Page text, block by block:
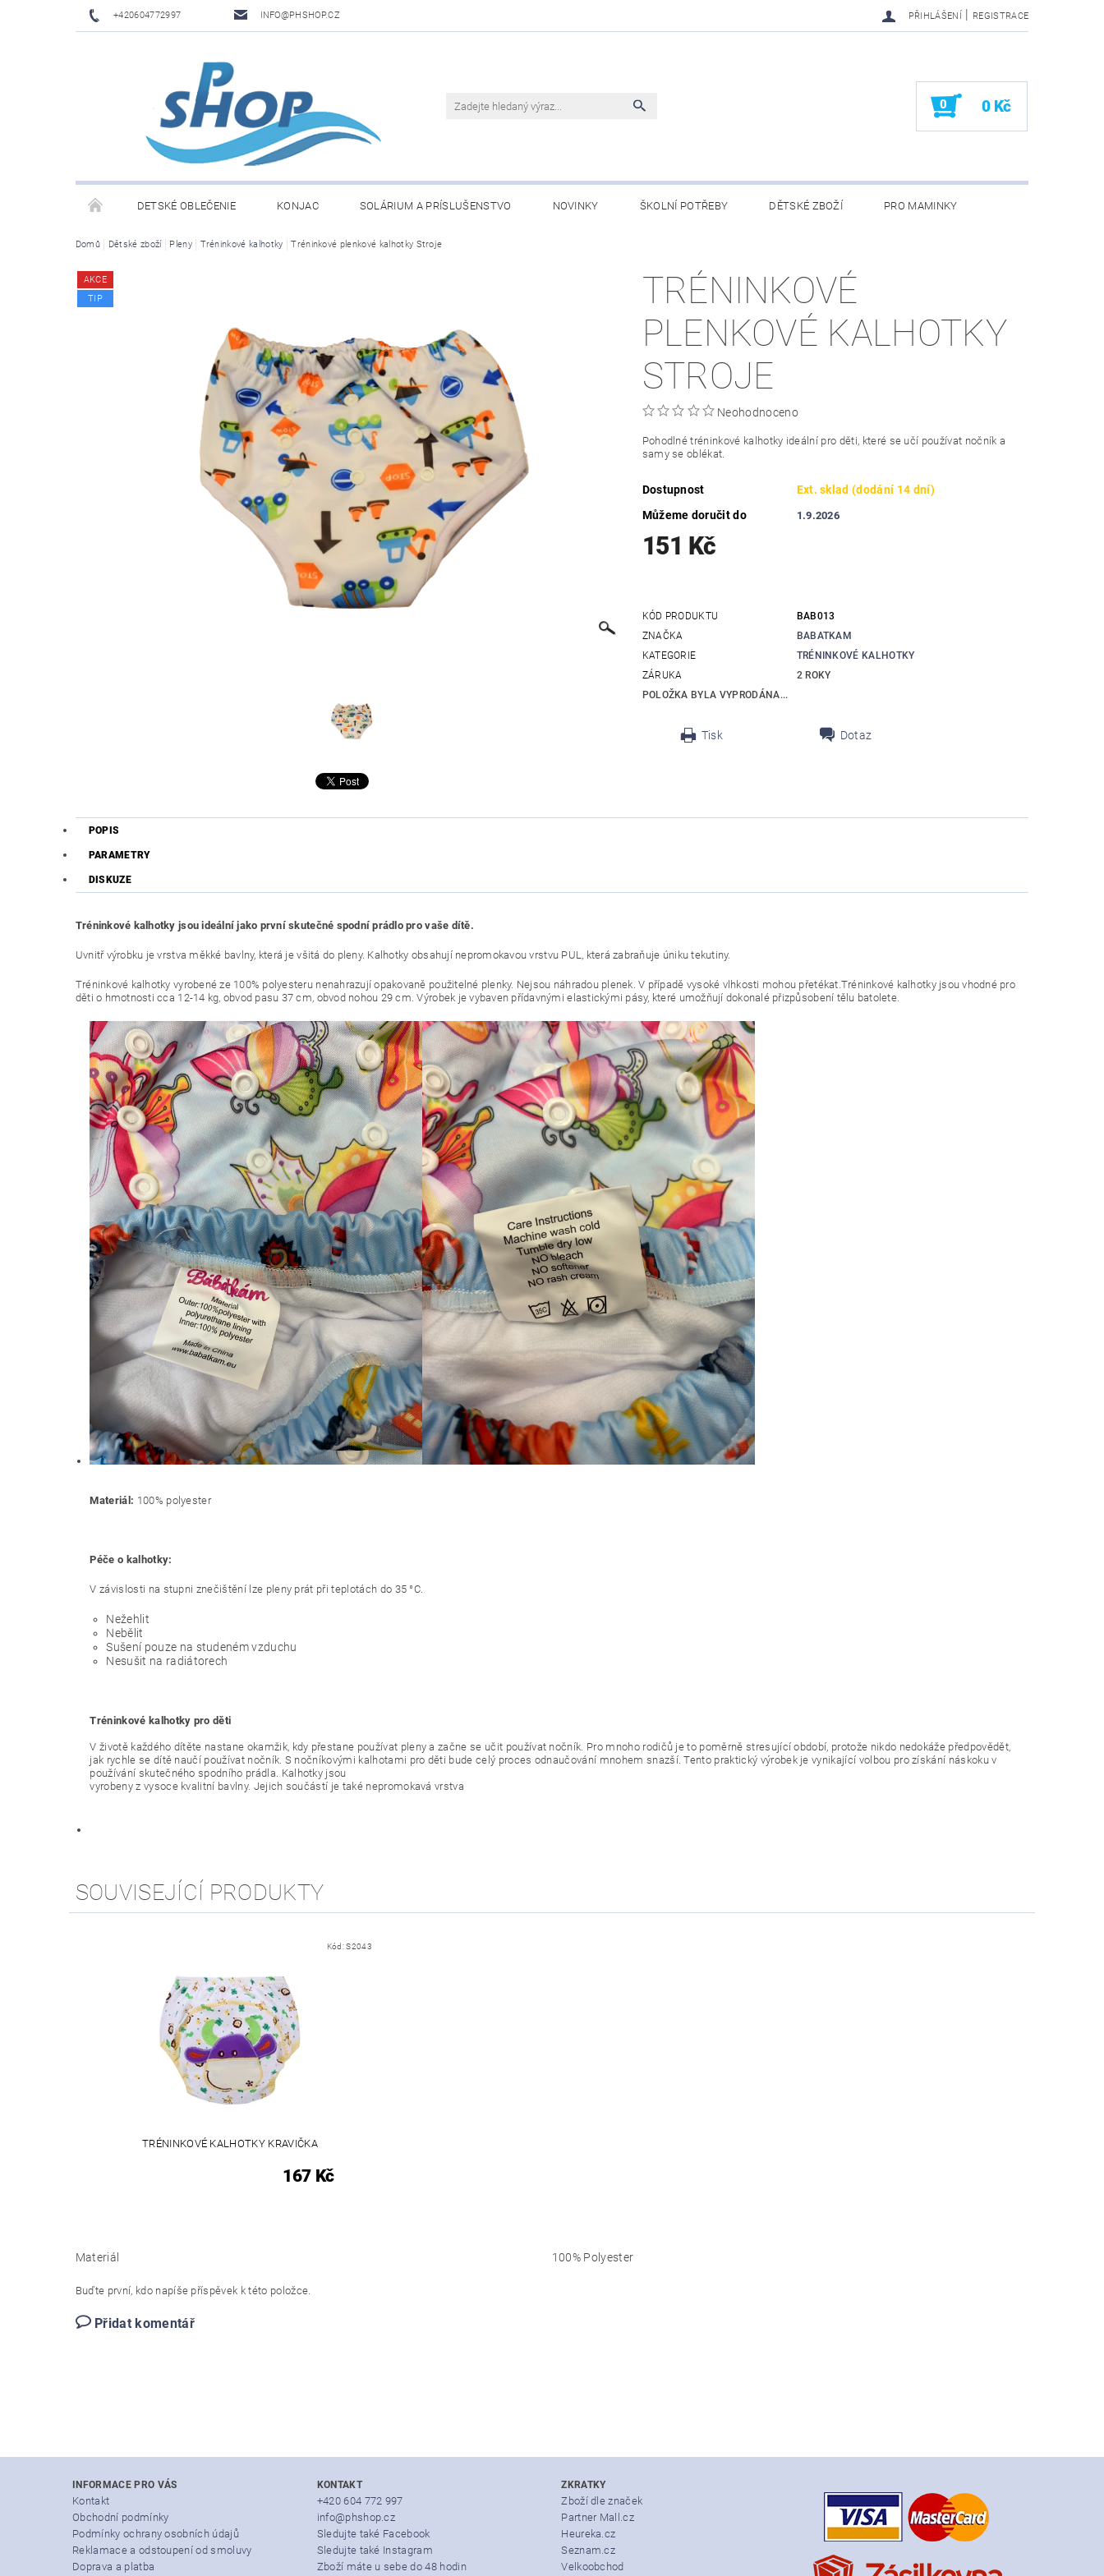
+420604772997 INFO@PHSHOP.CZ PŘIHLÁŠENÍ | REGISTRACE
0 0 Kč
DETSKÉ OBLEČENIE KONJAC SOLÁRIUM A PRÍSLUŠENSTVO NOVINKY ŠKOLNÍ POTŘEBY DĚTSKÉ ZBOŽÍ PRO MAMINKY
PRIME DRINK BY LOGAN PAUL A KSI DĚTSKÉ OBLEČENÍ
Domů Dětské zboží Pleny Tréninkové kalhotky Tréninkové plenkové kalhotky Stroje
AKCE
TIP
TRÉNINKOVÉ
PLENKOVÉ KALHOTKY
STROJE
Neohodnoceno
Pohodlné tréninkové kalhotky ideální pro děti, které se učí používat nočník a
samy se oblékat.
Dostupnost
Ext. sklad (dodání 14 dní)
Můžeme doručit do
1.9.2026
151 Kč
KÓD PRODUKTU
BAB013
ZNAČKA
BABATKAM
KATEGORIE
TRÉNINKOVÉ KALHOTKY
ZÁRUKA
2 ROKY
POLOŽKA BYLA VYPRODÁNA...
Tisk Dotaz
POPIS
PARAMETRY
DISKUZE
Tréninkové kalhotky jsou ideální jako první skutečné spodní prádlo pro vaše dítě.
Uvnitř výrobku je vrstva měkké bavlny, která je všitá do pleny. Kalhotky obsahují nepromokavou vrstvu PUL, která zabraňuje úniku tekutiny.
Tréninkové kalhotky vyrobené ze 100% polyesteru nenahrazují opakovaně použitelné plenky. Nejsou náhradou plenek. V případě vysoké vlhkosti mohou přetékat.Tréninkové kalhotky jsou vhodné pro
děti o hmotnosti cca 12-14 kg, obvod pasu 37 cm, obvod nohou 29 cm. Výrobek je vybaven přídavnými elastickými pásy, které umožňují dokonalé přizpůsobení tělu batolete.
Materiál: 100% polyester
Péče o kalhotky:
V závislosti na stupni znečištění lze pleny prát při teplotách do 35 °C.
Nežehlit
Nebělit
Sušení pouze na studeném vzduchu
Nesušit na radiátorech
Tréninkové kalhotky pro děti
V životě každého dítěte nastane okamžik, kdy přestane používat pleny a začne se učit používat nočník. Pro mnoho rodičů je to poměrně stresující období, protože nikdo nedokáže předpovědět,
jak rychle se dítě naučí používat nočník. S nočníkovými kalhotami pro děti bude celý proces odnaučování mnohem snazší. Tento praktický výrobek je vynikající volbou pro získání náskoku v
používání skutečného spodního prádla. Kalhotky jsou
vyrobeny z vysoce kvalitní bavlny. Jejich součástí je také nepromokavá vrstva
SOUVISEJÍCÍ PRODUKTY
Kód:S2043
TRÉNINKOVÉ KALHOTKY KRAVIČKA
167 Kč
Materiál 100% Polyester
Buďte první, kdo napíše příspěvek k této položce.
Přidat komentář
INFORMACE PRO VÁS
Kontakt
Obchodní podmínky
Podmínky ochrany osobních údajů
Reklamace a odstoupení od smoluvy
Doprava a platba
KONTAKT
+420 604 772 997
info@phshop.cz
Sledujte také Facebook
Sledujte také Instagram
Zboží máte u sebe do 48 hodin
ZKRATKY
Zboží dle značek
Partner Mall.cz
Heureka.cz
Seznam.cz
Velkoobchod